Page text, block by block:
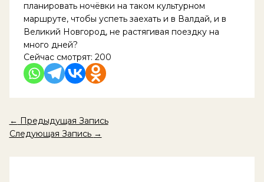
планировать ночёвки на таком культурном
маршруте, чтобы успеть заехать и в Валдай, и в
Великий Новгород, не растягивая поездку на
много дней?
Сейчас смотрят: 200
← Предыдущая Запись
Следующая Запись →